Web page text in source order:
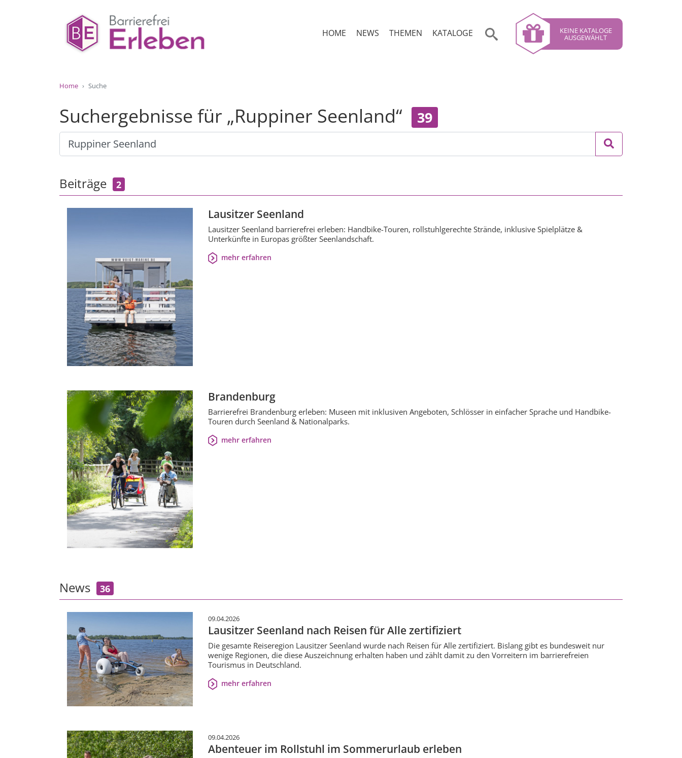
HOME NEWS THEMEN KATALOGE KEINE KATALOGE
AUSGEWÄHLT
Home Suche
Suchergebnisse für „Ruppiner Seenland“ 39
Beiträge 2
Lausitzer Seenland
Lausitzer Seenland barrierefrei erleben: Handbike-Touren, rollstuhlgerechte Strände, inklusive Spielplätze &
Unterkünfte in Europas größter Seenlandschaft.
mehr erfahren
Brandenburg
Barrierefrei Brandenburg erleben: Museen mit inklusiven Angeboten, Schlösser in einfacher Sprache und Handbike-
Touren durch Seenland & Nationalparks.
mehr erfahren
News 36
09.04.2026
Lausitzer Seenland nach Reisen für Alle zertifiziert
Die gesamte Reiseregion Lausitzer Seenland wurde nach Reisen für Alle zertifiziert. Bislang gibt es bundesweit nur
wenige Regionen, die diese Auszeichnung erhalten haben und zählt damit zu den Vorreitern im barrierefreien
Tourismus in Deutschland.
mehr erfahren
09.04.2026
Abenteuer im Rollstuhl im Sommerurlaub erleben